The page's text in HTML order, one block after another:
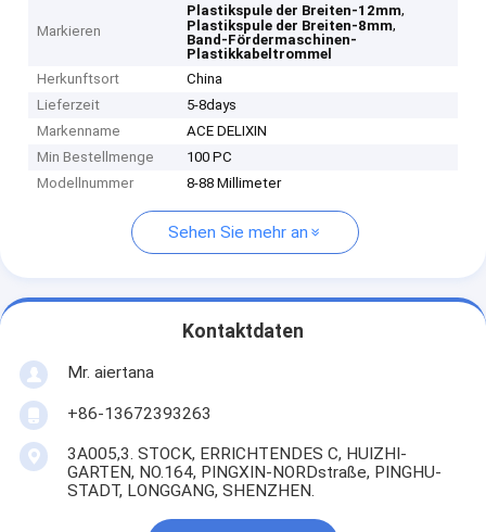
Markieren
Plastikspule der Breiten-12mm,
Plastikspule der Breiten-8mm,
Band-Fördermaschinen-
Plastikkabeltrommel
Herkunftsort
China
Lieferzeit
5-8days
Markenname
ACE DELIXIN
Min Bestellmenge
100 PC
Modellnummer
8-88 Millimeter
Sehen Sie mehr an
Kontaktdaten
Mr. aiertana
+86-13672393263
3A005,3. STOCK, ERRICHTENDES C, HUIZHI-
GARTEN, NO.164, PINGXIN-NORDstraße, PINGHU-
STADT, LONGGANG, SHENZHEN.